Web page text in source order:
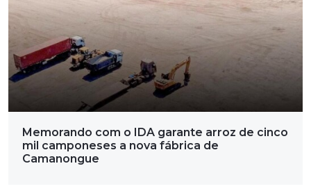
Memorando com o IDA garante arroz de cinco
mil camponeses a nova fábrica de
Camanongue